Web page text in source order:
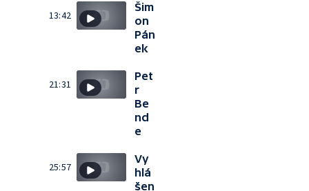
13:42
Šim
on
Pán
ek
21:31
Pet
r
Be
nd
e
25:57
Vy
hlá
šen